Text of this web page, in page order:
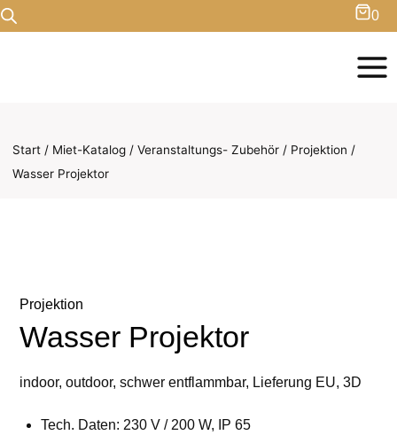
Zum
0
Start / Miet-Katalog / Veranstaltungs- Zubehör / Projektion /
Wasser Projektor
Projektion
Wasser Projektor
indoor, outdoor, schwer entflammbar, Lieferung EU, 3D
Tech. Daten: 230 V / 200 W, IP 65